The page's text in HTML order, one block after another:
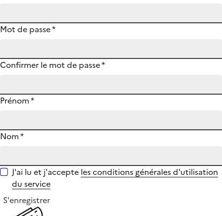
Mot de passe*
Confirmer le mot de passe*
Prénom*
Nom*
J'ai lu et j'accepte les conditions générales d'utilisation
du service
S'enregistrer